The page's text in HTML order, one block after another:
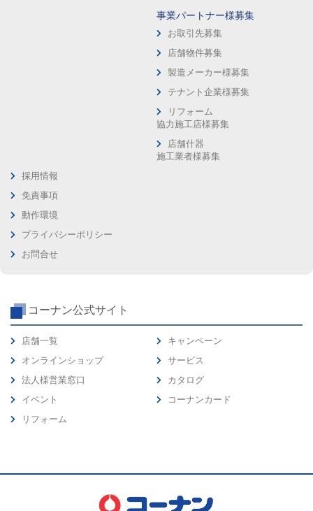
事業パートナー様募集
お取引先募集
店舗物件募集
製造メーカー様募集
テナント企業様募集
リフォーム
協力施工店様募集
店舗什器
施工業者様募集
採用情報
免責事項
動作環境
プライバシーポリシー
お問合せ
コーナン公式サイト
店舗一覧
オンラインショップ
法人様営業窓口
イベント
リフォーム
キャンペーン
サービス
カタログ
コーナンカード